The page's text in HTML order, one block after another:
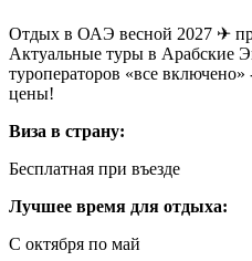
Отдых в ОАЭ весной 2027 ✈
Актуальные туры в Арабские
туроператоров «все
цены!
Виза в страну:
Бесплатная при въезде
Лучшее время для отдыха:
C октября по май